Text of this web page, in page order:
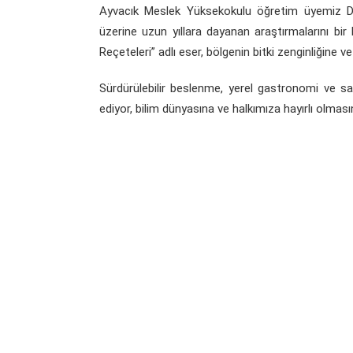
Ayvacık Meslek Yüksekokulu öğretim üyemiz
üzerine uzun yıllara dayanan araştırmalarını
Reçeteleri” adlı eser, bölgenin bitki zenginliğine
Sürdürülebilir beslenme, yerel gastronomi ve
ediyor, bilim dünyasına ve halkımıza hayırlı